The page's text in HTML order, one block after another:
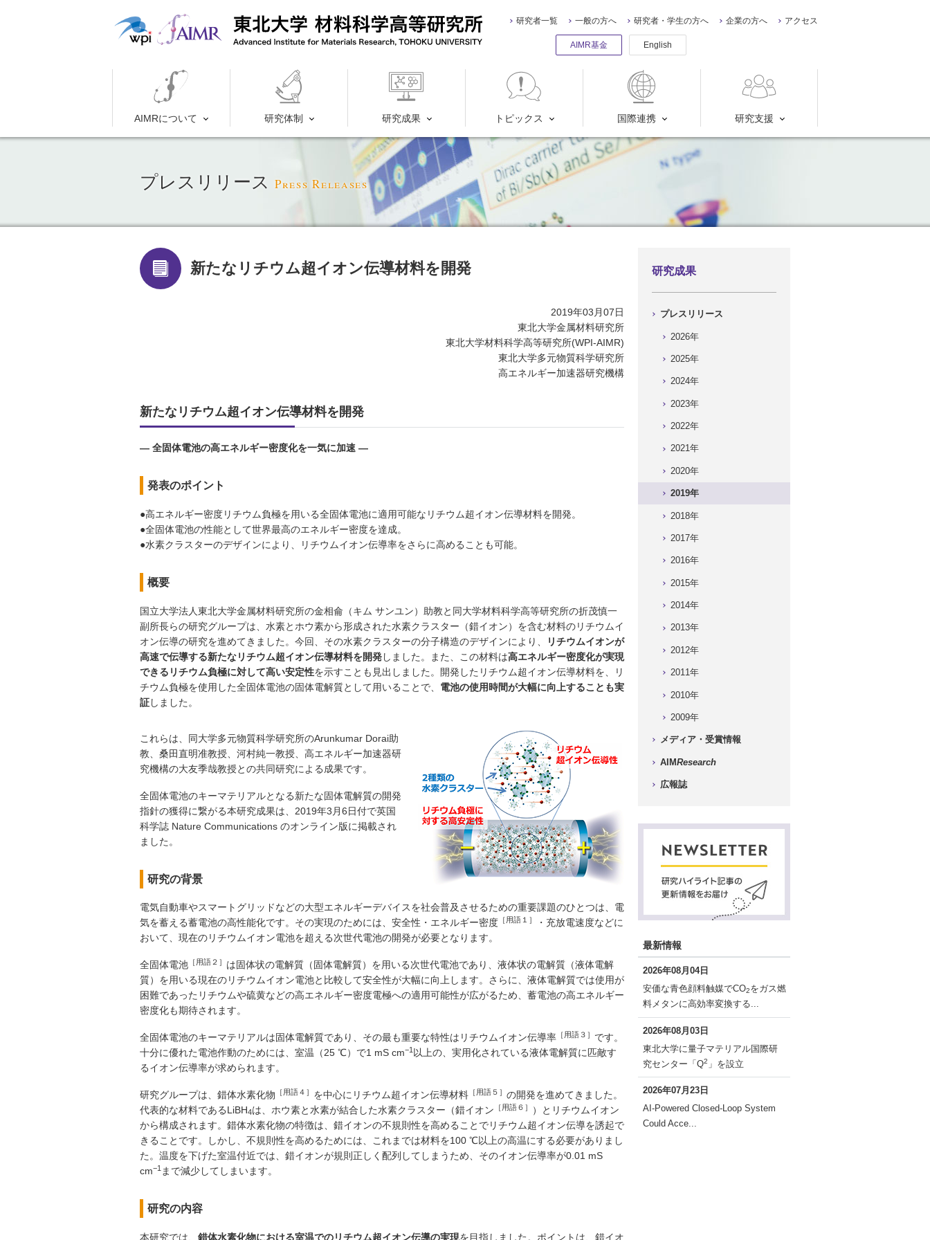
AIMRについて 研究体制 研究成果 トピックス 国際連携 研究支援
研究者一覧 一般の方へ 研究者・学生の方へ 企業の方へ アクセス
AIMR基金 English
プレスリリース Press Releases
新たなリチウム超イオン伝導材料を開発
2019年03月07日
東北大学金属材料研究所
東北大学材料科学高等研究所(WPI-AIMR)
東北大学多元物質科学研究所
高エネルギー加速器研究機構
新たなリチウム超イオン伝導材料を開発
— 全固体電池の高エネルギー密度化を一気に加速 —
発表のポイント
●高エネルギー密度リチウム負極を用いる全固体電池に適用可能なリチウム超イオン伝導材料を開発。
●全固体電池の性能として世界最高のエネルギー密度を達成。
●水素クラスターのデザインにより、リチウムイオン伝導率をさらに高めることも可能。
概要
国立大学法人東北大学金属材料研究所の金相侖（キム サンユン）助教と同大学材料科学高等研究所の折茂慎一
副所長らの研究グループは、水素とホウ素から形成された水素クラスター（錯イオン）を含む材料のリチウムイ
オン伝導の研究を進めてきました。今回、その水素クラスターの分子構造のデザインにより、
リチウムイオンが
高速で伝導する新たなリチウム超イオン伝導材料を開発しました。また、この材料は高エネルギー密度化が実現
できるリチウム負極に対して高い安定性を示すことも見出しました。開発したリチウム超イオン伝導材料を、リ
チウム負極を使用した全固体電池の固体電解質として用いることで、 電池の使用時間が大幅に向上することも実
証しました。
これらは、同大学多元物質科学研究所のArunkumar Dorai助
教、桑田直明准教授、河村純一教授、高エネルギー加速器研
究機構の大友季哉教授との共同研究による成果です。
全固体電池のキーマテリアルとなる新たな固体電解質の開発
指針の獲得に繋がる本研究成果は、2019年3月6日付で英国
科学誌 Nature Communications のオンライン版に掲載され
ました。
研究の背景
電気自動車やスマートグリッドなどの大型エネルギーデバイスを社会普及させるための重要課題のひとつは、電
気を蓄える蓄電池の高性能化です。その実現のためには、安全性・エネルギー密度 ［用語１］
・充放電速度などに
おいて、現在のリチウムイオン電池を超える次世代電池の開発が必要となります。
全固体電池 ［用語２］ は固体状の電解質（固体電解質）を用いる次世代電池であり、液体状の電解質（液体電解
質）を用いる現在のリチウムイオン電池と比較して安全性が大幅に向上します。さらに、液体電解質では使用が
困難であったリチウムや硫黄などの高エネルギー密度電極への適用可能性が広がるため、蓄電池の高エネルギー
密度化も期待されます。
全固体電池のキーマテリアルは固体電解質であり、その最も重要な特性はリチウムイオン伝導率 ［用語３］ です。
十分に優れた電池作動のためには、室温（25 ℃）で1 mS cm−1 以上の、実用化されている液体電解質に匹敵す
るイオン伝導率が求められます。
研究グループは、錯体水素化物 ［用語４］ を中心にリチウム超イオン伝導材料 ［用語５］ の開発を進めてきました。
代表的な材料であるLiBH4は、ホウ素と水素が結合した水素クラスター（錯イオン ［用語６］
）とリチウムイオン
から構成されます。錯体水素化物の特徴は、錯イオンの不規則性を高めることでリチウム超イオン伝導を誘起で
きることです。しかし、不規則性を高めるためには、これまでは材料を100 ℃以上の高温にする必要がありまし
た。温度を下げた室温付近では、錯イオンが規則正しく配列してしまうため、そのイオン伝導率が0.01 mS
cm−1 まで減少してしまいます。
研究の内容
本研究では、 錯体水素化物における室温でのリチウム超イオン伝導の実現を目指しました。ポイントは、錯イオ
研究成果
プレスリリース
2026年
2025年
2024年
2023年
2022年
2021年
2020年
2019年
2018年
2017年
2016年
2015年
2014年
2013年
2012年
2011年
2010年
2009年
メディア・受賞情報
AIMResearch
広報誌
最新情報
2026年08月04日
安価な青色顔料触媒でCO2をガス燃
料メタンに高効率変換する...
2026年08月03日
東北大学に量子マテリアル国際研
究センター「Q2 」を設立
2026年07月23日
AI-Powered Closed-Loop System
Could Acce...